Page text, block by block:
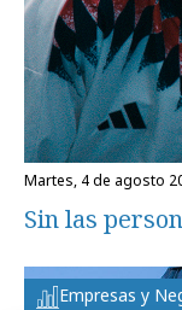
martes, 4 de agosto
Sin las
Empresas y